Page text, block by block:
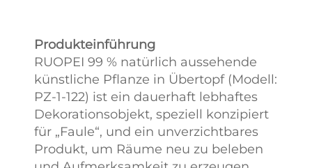
Produkteinführung
RUOPEI 99 % natürlich aussehende
künstliche Pflanze in Übertopf (Modell:
PZ-1-122) ist ein dauerhaft lebhaftes
Dekorationsobjekt, speziell konzipiert
für „Faule“, und ein unverzichtbares
Produkt, um Räume neu zu beleben